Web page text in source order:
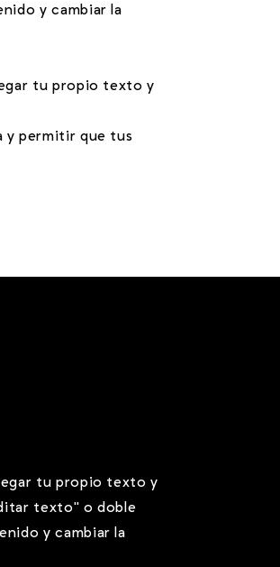
y cambiar la
tu propio texto y
y permitir que tus
tu propio texto y
texto" o doble
y cambiar la